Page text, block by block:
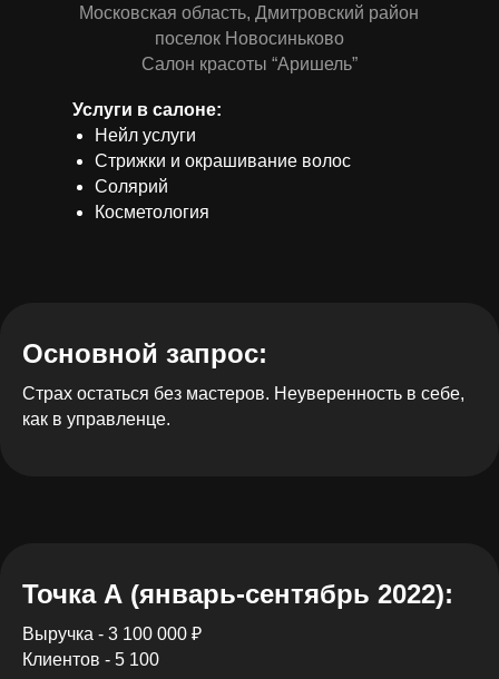
Московская область, Дмитровский район
поселок Новосиньково
Салон красоты “Аришель”
Услуги в салоне:
Нейл услуги
Стрижки и окрашивание волос
Солярий
Косметология
Основной запрос:
Страх остаться без мастеров. Неуверенность в себе,
как в управленце.
Точка А (январь-сентябрь 2022):
Выручка - 3 100 000 ₽
Клиентов - 5 100